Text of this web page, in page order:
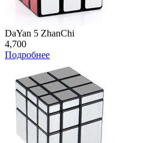
DaYan 5 ZhanChi
4,700
Подробнее